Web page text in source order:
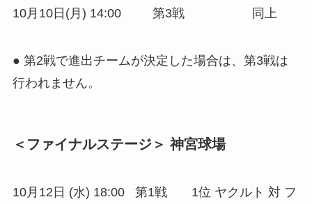
10月10日(月) 14:00 第3戦 同上
● 第2戦で進出チームが決定した場合は、第3戦は
行われません。
＜ファイナルステージ＞ 神宮球場
10月12日 (水) 18:00 第1戦 1位 ヤクルト 対 フ